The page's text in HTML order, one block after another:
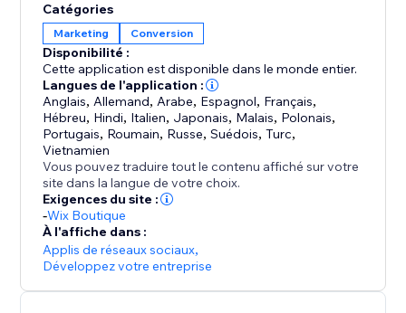
Customer Import and Segmentation: Automatically
import customer data, simplifying management and
personalized segmentation. Keep a detailed history
for more effective and targeted campaigns.
Catégories
Marketing Conversion
Disponibilité :
Cette application est disponible dans le monde entier.
Langues de l'application :
Anglais, Allemand, Arabe, Espagnol, Français,
Hébreu, Hindi, Italien, Japonais, Malais, Polonais,
Portugais, Roumain, Russe,Suédois,Turc,
Vietnamien
Vous pouvez traduire tout le contenu affiché sur votre
site dans la langue de votre choix.
Exigences du site :
-Wix Boutique
À l'affiche dans :
Applis de réseaux sociaux,
Développez votre entreprise